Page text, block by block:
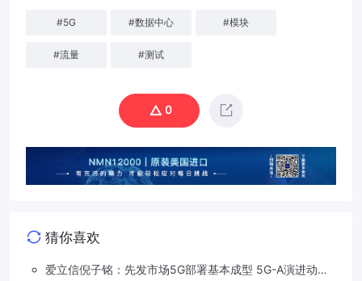
#5G #数据中心 #模块
#流量 #测试
0
猜你喜欢
爱立信倪子铭：先发市场5G部署基本成型 5G-A演进动能